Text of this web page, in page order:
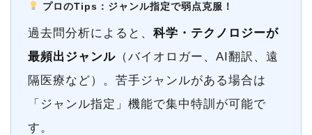
プロのTips：ジャンル指定で弱点克服！
過去問分析によると、 科学・テクノロジーが
最頻出ジャンル （バイオロガー、AI翻訳、遠
隔医療など）。苦手ジャンルがある場合は
「ジャンル指定」機能で集中特訓が可能で
す。